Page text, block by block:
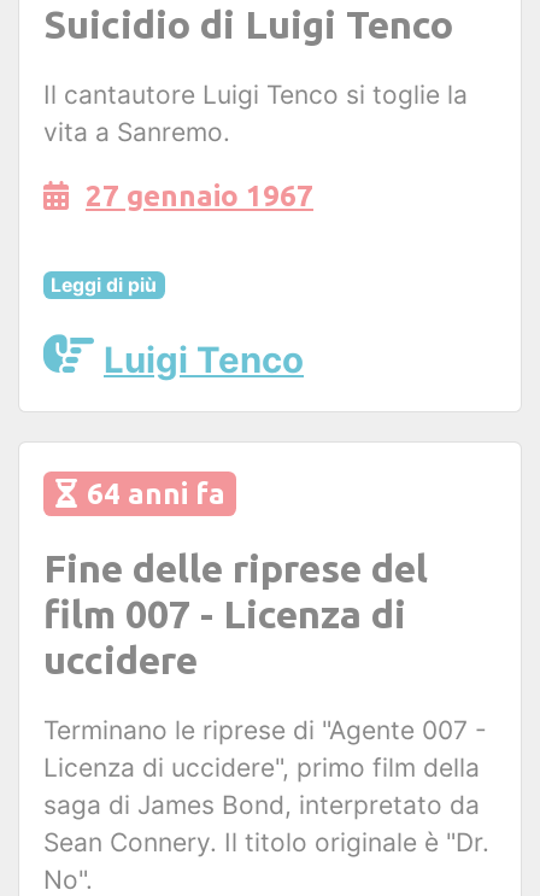
Suicidio di Luigi Tenco
Il cantautore Luigi Tenco si toglie la
vita a Sanremo.
27 gennaio 1967
Leggi di più
Luigi Tenco
64 anni fa
Fine delle riprese del
film 007 - Licenza di
uccidere
Terminano le riprese di "Agente 007 -
Licenza di uccidere", primo film della
saga di James Bond, interpretato da
Sean Connery. Il titolo originale è "Dr.
No".